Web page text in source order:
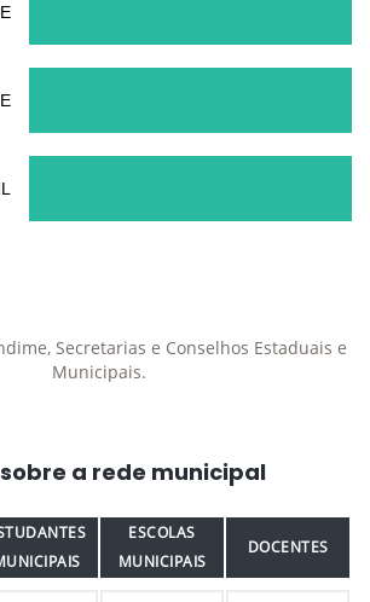
Secretarias e Conselhos Estaduais e
Municipais.
a rede municipal
ESCOLAS
MUNICIPAIS
DOCENTES